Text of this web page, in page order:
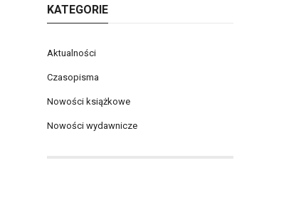
KATEGORIE
Aktualności
Czasopisma
Nowości książkowe
Nowości wydawnicze